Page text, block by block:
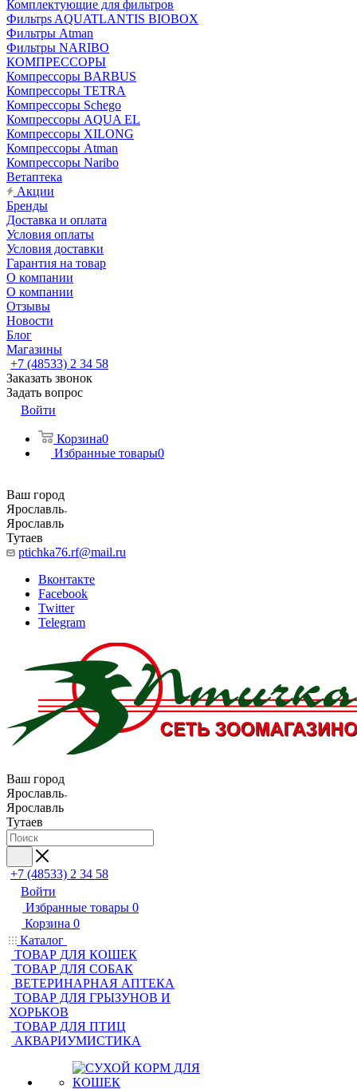
Комплектующие для фильтров
Фильтрs AQUATLANTIS BIOBOX
Фильтры Atman
Фильтры NARIBO
КОМПРЕССОРЫ
Компрессоры BARBUS
Компрессоры TETRA
Компрессоры Schego
Компрессоры AQUA EL
Компрессоры XILONG
Компрессоры Atman
Компрессоры Naribo
Ветаптека
Акции
Бренды
Доставка и оплата
Условия оплаты
Условия доставки
Гарантия на товар
О компании
О компании
Отзывы
Новости
Блог
Магазины
+7 (48533) 2 34 58
Заказать звонок
Задать вопрос
Войти
Корзина0
Избранные товары0
Ваш город
Ярославль
Ярославль
Тутаев
ptichka76.rf@mail.ru
Вконтакте
Facebook
Twitter
Telegram
Ваш город
Ярославль
Ярославль
Тутаев
+7 (48533) 2 34 58
Войти
Избранные товары 0
Корзина 0
Каталог
ТОВАР ДЛЯ КОШЕК
ТОВАР ДЛЯ СОБАК
ВЕТЕРИНАРНАЯ АПТЕКА
ТОВАР ДЛЯ ГРЫЗУНОВ И
ХОРЬКОВ
ТОВАР ДЛЯ ПТИЦ
АКВАРИУМИСТИКА